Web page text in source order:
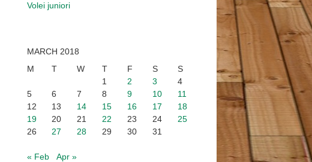
Volei juniori
MARCH 2018
M
T W T F S
S
1
2 3
4
5
6 7 8 9 10
11
12
13 14 15 16 17
18
19
20 21 22 23 24
25
26
27 28 29 30 31
« Feb Apr »